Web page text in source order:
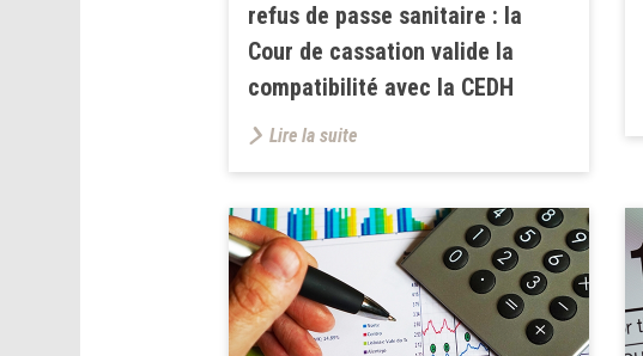
refus de passe sanitaire : la
Cour de cassation valide la
compatibilité avec la CEDH
Lire la suite